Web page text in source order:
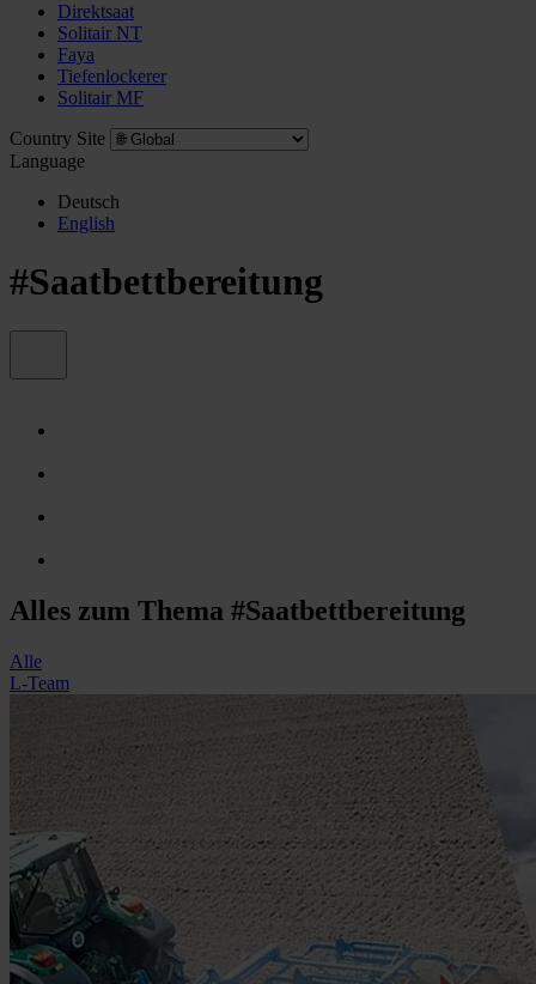
Direktsaat
Solitair NT
Faya
Tiefenlockerer
Solitair MF
Country Site
Language
Deutsch
English
#Saatbettbereitung
Alles zum Thema #Saatbettbereitung
Alle
L-Team